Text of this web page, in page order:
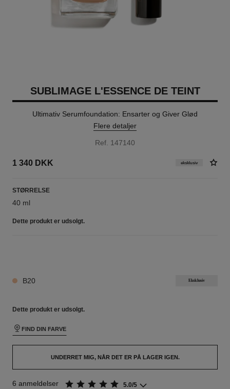
SUBLIMAGE L'ESSENCE DE TEINT
Ultimativ Serumfoundation: Ensarter og Giver Glød
Flere detaljer
Ref. 147140
1 340 DKK eksklusiv
STØRRELSE
40 ml
Dette produkt er udsolgt.
B20 Eksklusiv
Dette produkt er udsolgt.
FIND DIN FARVE
UNDERRET MIG, NÅR DET ER PÅ LAGER IGEN.
6 anmeldelser 5.0/5